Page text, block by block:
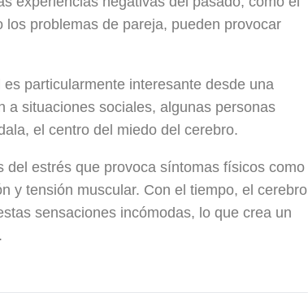
problemas de pareja, pueden provocar
particularmente interesante desde una
a situaciones sociales, algunas personas
el centro del miedo del cerebro.
estrés que provoca síntomas físicos como
y tensión muscular. Con el tiempo, el cerebro
sensaciones incómodas, lo que crea un